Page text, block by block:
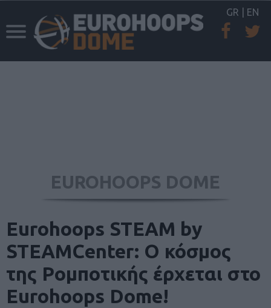
GR EN
EUROHOOPS DOME
Eurohoops STEAM by
STEAMCenter: Ο κόσμος
της Ρομποτικής έρχεται στο
Eurohoops Dome!